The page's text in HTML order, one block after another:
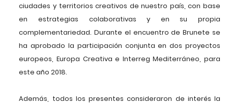
ciudades y territorios creativos de nuestro país, con base
en estrategias colaborativas y en su propia
complementariedad. Durante el encuentro de Brunete se
ha aprobado la participación conjunta en dos proyectos
europeos, Europa Creativa e Interreg Mediterráneo, para
este año 2018.
Además, todos los presentes consideraron de interés la